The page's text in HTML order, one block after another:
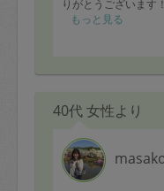
りがとうございます！
もっと見る
40代 女性より